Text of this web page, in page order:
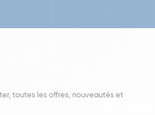
toutes les offres, nouveautés et